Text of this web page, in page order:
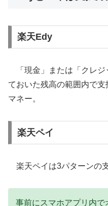
楽天Edy
「現金」または「クレジ
ておいた残高の範囲内で
マネー。
楽天ペイ
楽天ペイは3パターンの
事前にスマホアプリ内